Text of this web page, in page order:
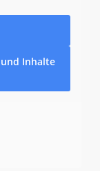
Inhalte